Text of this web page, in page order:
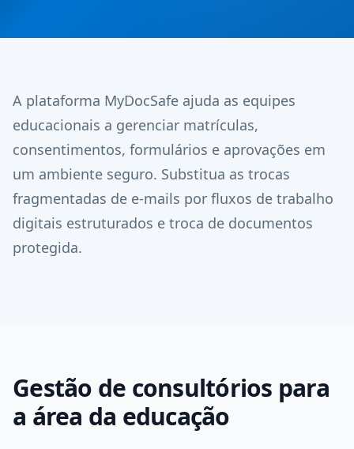
A plataforma MyDocSafe ajuda as equipes
educacionais a gerenciar matrículas,
consentimentos, formulários e aprovações em
um ambiente seguro. Substitua as trocas
fragmentadas de e-mails por fluxos de trabalho
digitais estruturados e troca de documentos
protegida.
Gestão de consultórios para
a área da educação